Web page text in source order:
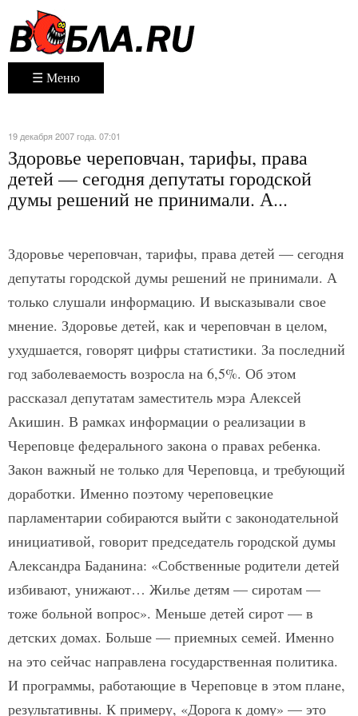
☰ Меню
19 декабря 2007 года. 07:01
Здоровье череповчан, тарифы, права
детей — сегодня депутаты городской
думы решений не принимали. А...
Здоровье череповчан, тарифы, права детей — сегодня
депутаты городской думы решений не принимали. А
только слушали информацию. И высказывали свое
мнение. Здоровье детей, как и череповчан в целом,
ухудшается, говорят цифры статистики. За последний
год заболеваемость возросла на 6,5%. Об этом
рассказал депутатам заместитель мэра Алексей
Акишин. В рамках информации о реализации в
Череповце федерального закона о правах ребенка.
Закон важный не только для Череповца, и требующий
доработки. Именно поэтому череповецкие
парламентарии собираются выйти с законодательной
инициативой, говорит председатель городской думы
Александра Баданина: «Собственные родители детей
избивают, унижают… Жилье детям — сиротам —
тоже больной вопрос». Меньше детей сирот — в
детских домах. Больше — приемных семей. Именно
на это сейчас направлена государственная политика.
И программы, работающие в Череповце в этом плане,
результативны. К примеру, «Дорога к дому» — это